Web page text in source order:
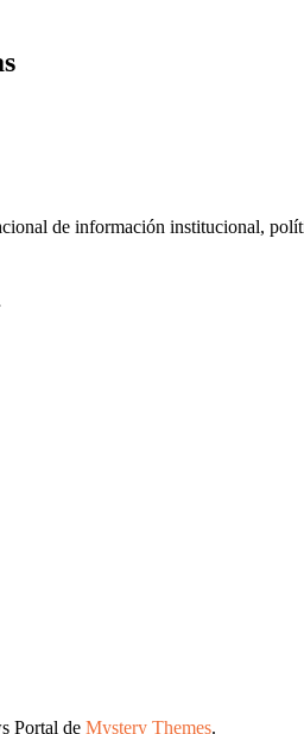
de información institucional,
Portal de Mystery Themes.